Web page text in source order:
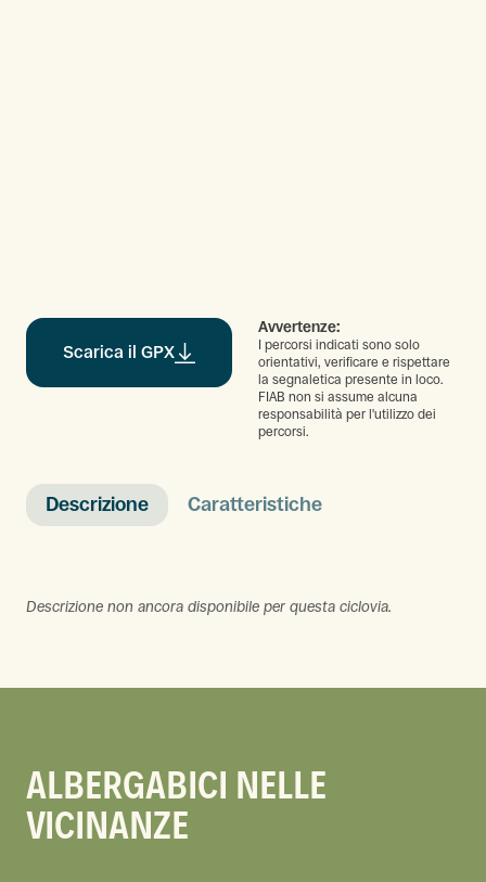
Descrizione Caratteristiche
Descrizione non ancora disponibile per questa ciclovia.
Scarica il GPX
Avvertenze:
I percorsi indicati sono solo
orientativi, verificare e rispettare
la segnaletica presente in loco.
FIAB non si assume alcuna
responsabilità per l'utilizzo dei
percorsi.
ALBERGABICI NELLE
VICINANZE